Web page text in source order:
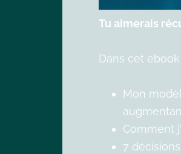
Tu aimerais
Dans cet ebook
Mon
Comment
7